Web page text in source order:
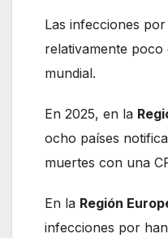
Las infecciones
relativamente
mundial.
En 2025, en la
ocho países
muertes con una
En la Región
infecciones por